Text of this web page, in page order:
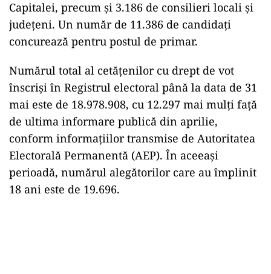
Capitalei, precum și 3.186 de consilieri locali și
județeni. Un număr de 11.386 de candidați
concurează pentru postul de primar.
Numărul total al cetățenilor cu drept de vot
înscriși în Registrul electoral până la data de 31
mai este de 18.978.908, cu 12.297 mai mulți față
de ultima informare publică din aprilie,
conform informațiilor transmise de Autoritatea
Electorală Permanentă (AEP). În aceeași
perioadă, numărul alegătorilor care au împlinit
18 ani este de 19.696.